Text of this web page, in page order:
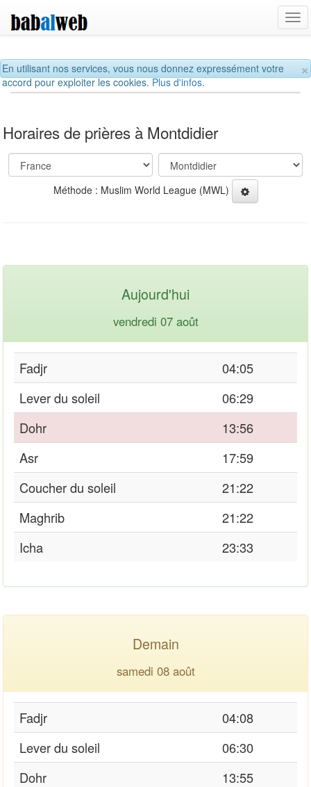
×
En utilisant nos services, vous nous donnez expressément votre
accord pour exploiter les cookies.Plus d'infos.
Horaires de prières à Montdidier
Méthode : Muslim World League (MWL)
Aujourd'hui
vendredi 07 août
Fadjr
04:05
Lever du soleil
06:29
Dohr
13:56
Asr
17:59
Coucher du soleil
21:22
Maghrib
21:22
Icha
23:33
Demain
samedi 08 août
Fadjr
04:08
Lever du soleil
06:30
Dohr
13:55